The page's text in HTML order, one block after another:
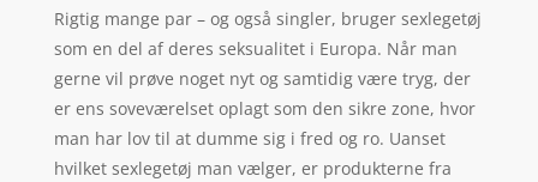
Rigtig mange par – og også singler, bruger sexlegetøj
som en del af deres seksualitet i Europa. Når man
gerne vil prøve noget nyt og samtidig være tryg, der
er ens soveværelset oplagt som den sikre zone, hvor
man har lov til at dumme sig i fred og ro. Uanset
hvilket sexlegetøj man vælger, er produkterne fra